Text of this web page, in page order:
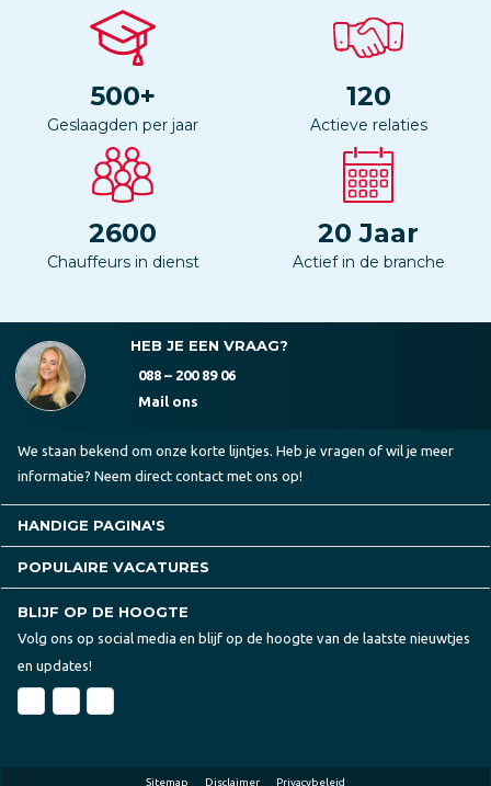
500+
Geslaagden per jaar
120
Actieve relaties
2600
Chauffeurs in dienst
20 Jaar
Actief in de branche
HEB JE EEN VRAAG?
088 – 200 89 06
Mail ons
We staan bekend om onze korte lijntjes. Heb je vragen of wil je meer
informatie? Neem direct contact met ons op!
HANDIGE PAGINA'S
POPULAIRE VACATURES
BLIJF OP DE HOOGTE
Volg ons op social media en blijf op de hoogte van de laatste nieuwtjes
en updates!
Sitemap Disclaimer Privacybeleid